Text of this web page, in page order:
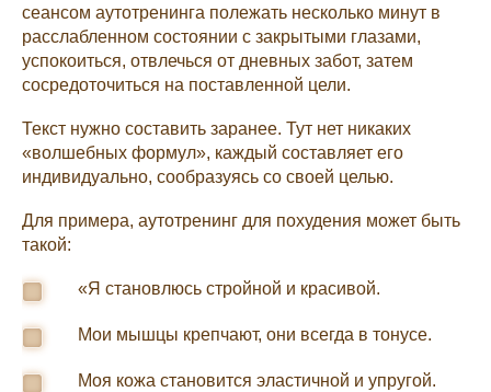
сеансом аутотренинга полежать несколько минут в
расслабленном состоянии с закрытыми глазами,
успокоиться, отвлечься от дневных забот, затем
сосредоточиться на поставленной цели.
Текст нужно составить заранее. Тут нет никаких
«волшебных формул», каждый составляет его
индивидуально, сообразуясь со своей целью.
Для примера, аутотренинг для похудения может быть
такой:
«Я становлюсь стройной и красивой.
Мои мышцы крепчают, они всегда в тонусе.
Моя кожа становится эластичной и упругой.